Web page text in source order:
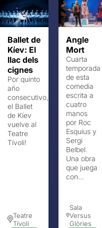
Ballet de
Kíev: El
llac dels
cignes
Por quinto
año
consecutivo,
el Ballet
de Kíev
vuelve al
Teatre
Tívoli!
Teatre
Tívoli
Angle
Mort
Cuarta
temporada
de esta
comedia
escrita a
cuatro
manos
por Roc
Esquius y
Sergi
Belbel.
Una obra
que juega
con...
Sala
Versus
Glòries